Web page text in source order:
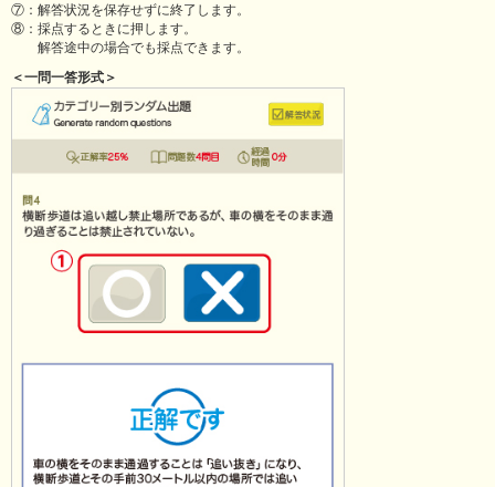
⑦：解答状況を保存せずに終了します。
⑧：採点するときに押します。
解答途中の場合でも採点できます。
＜一問一答形式＞